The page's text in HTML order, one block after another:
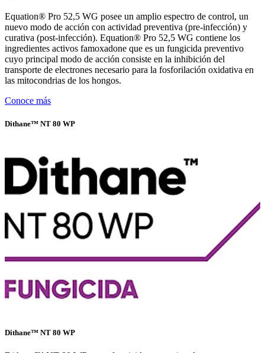
Equation® Pro 52,5 WG posee un amplio espectro de control, un
nuevo modo de acción con actividad preventiva (pre-infección) y
curativa (post-infección). Equation® Pro 52,5 WG contiene los
ingredientes activos famoxadone que es un fungicida preventivo
cuyo principal modo de acción consiste en la inhibición del
transporte de electrones necesario para la fosforilación oxidativa en
las mitocondrias de los hongos.
Conoce más
Dithane™ NT 80 WP
Dithane™ NT 80 WP